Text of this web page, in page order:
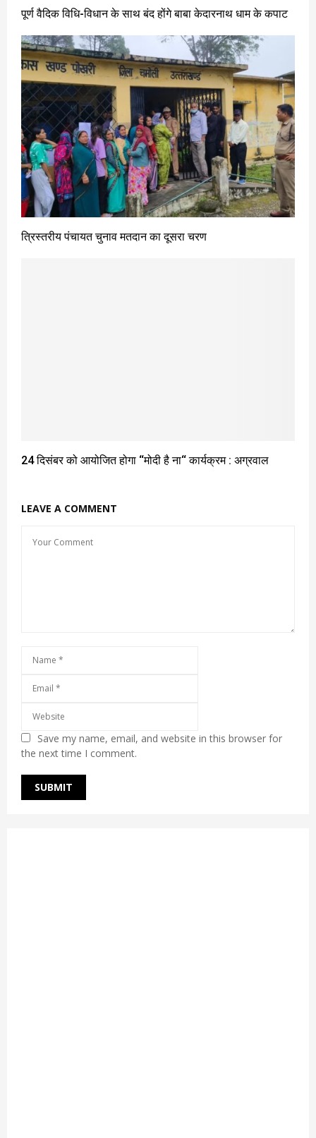
पूर्ण वैदिक विधि-विधान के साथ बंद होंगे बाबा केदारनाथ धाम के कपाट
त्रिस्तरीय पंचायत चुनाव मतदान का दूसरा चरण
24 दिसंबर को आयोजित होगा ‘‘मोदी है ना‘‘ कार्यक्रम : अग्रवाल
LEAVE A COMMENT
Save my name, email, and website in this browser for
the next time I comment.